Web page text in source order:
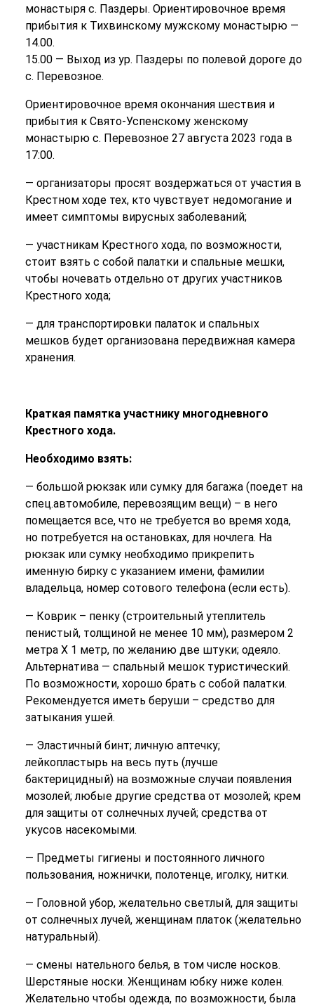
монастыря с. Паздеры. Ориентировочное время
прибытия к Тихвинскому мужскому монастырю —
14.00.
15.00 — Выход из ур. Паздеры по полевой дороге до
с. Перевозное.
Ориентировочное время окончания шествия и
прибытия к Свято-Успенскому женскому
монастырю с. Перевозное 27 августа 2023 года в
17:00.
— организаторы просят воздержаться от участия в
Крестном ходе тех, кто чувствует недомогание и
имеет симптомы вирусных заболеваний;
— участникам Крестного хода, по возможности,
стоит взять с собой палатки и спальные мешки,
чтобы ночевать отдельно от других участников
Крестного хода;
— для транспортировки палаток и спальных
мешков будет организована передвижная камера
хранения.
Краткая памятка участнику многодневного
Крестного хода.
Необходимо взять:
— большой рюкзак или сумку для багажа (поедет на
спец.автомобиле, перевозящим вещи) – в него
помещается все, что не требуется во время хода,
но потребуется на остановках, для ночлега. На
рюкзак или сумку необходимо прикрепить
именную бирку с указанием имени, фамилии
владельца, номер сотового телефона (если есть).
— Коврик – пенку (строительный утеплитель
пенистый, толщиной не менее 10 мм), размером 2
метра Х 1 метр, по желанию две штуки; одеяло.
Альтернатива — спальный мешок туристический.
По возможности, хорошо брать с собой палатки.
Рекомендуется иметь беруши – средство для
затыкания ушей.
— Эластичный бинт; личную аптечку;
лейкопластырь на весь путь (лучше
бактерицидный) на возможные случаи появления
мозолей; любые другие средства от мозолей; крем
для защиты от солнечных лучей; средства от
укусов насекомыми.
— Предметы гигиены и постоянного личного
пользования, ножнички, полотенце, иголку, нитки.
— Головной убор, желательно светлый, для защиты
от солнечных лучей, женщинам платок (желательно
натуральный).
— смены нательного белья, в том числе носков.
Шерстяные носки. Женщинам юбку ниже колен.
Желательно чтобы одежда, по возможности, была